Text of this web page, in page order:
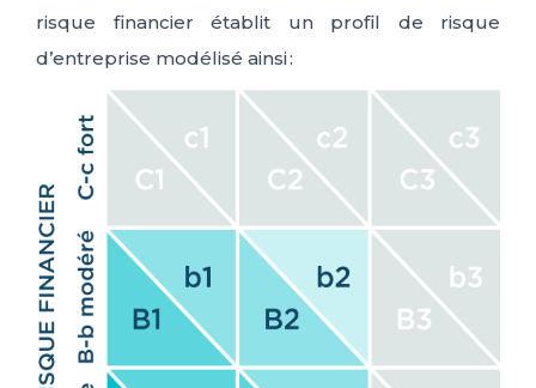
risque financier établit un profil de risque
d’entreprise modélisé ainsi :